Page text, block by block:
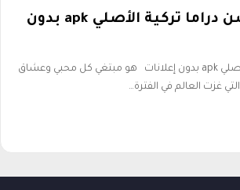
تحميل ابلكيشن دراما تركية الأصلي apk بدون
ابلكيشن دراما تركية الأصلي apk بدون إعلانات هو مبتغي كل محبي وعشاق
غزت العالم في الفترة…